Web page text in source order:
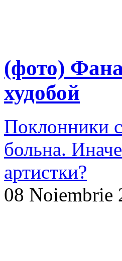
(фото)
худобой
Поклонники
больна.
артистки?
08 Noiembrie